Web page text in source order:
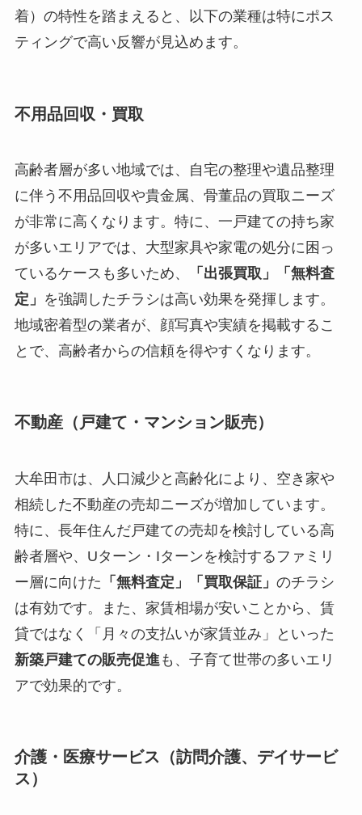
着）の特性を踏まえると、以下の業種は特にポス
ティングで高い反響が見込めます。
不用品回収・買取
高齢者層が多い地域では、自宅の整理や遺品整理
に伴う不用品回収や貴金属、骨董品の買取ニーズ
が非常に高くなります。特に、一戸建ての持ち家
が多いエリアでは、大型家具や家電の処分に困っ
ているケースも多いため、
「出張買取」「無料査
定」 を強調したチラシは高い効果を発揮します。
地域密着型の業者が、顔写真や実績を掲載するこ
とで、高齢者からの信頼を得やすくなります。
不動産（戸建て・マンション販売）
大牟田市は、人口減少と高齢化により、空き家や
相続した不動産の売却ニーズが増加しています。
特に、長年住んだ戸建ての売却を検討している高
齢者層や、Uターン・Iターンを検討するファミリ
ー層に向けた 「無料査定」「買取保証」 のチラシ
は有効です。また、家賃相場が安いことから、賃
貸ではなく「月々の支払いが家賃並み」といった
新築戸建ての販売促進 も、子育て世帯の多いエリ
アで効果的です。
介護・医療サービス（訪問介護、デイサービ
ス）